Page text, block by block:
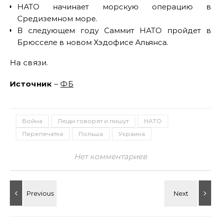
НАТО начинает морскую операцию в
Средиземном море.
В следующем году Саммит НАТО пройдет в
Брюсселе в новом Хэдофисе Альянса.
На связи.
Источник – ФБ
Война Люди говорят и пишут
НАТО
Перепечатка
Польша Украина
Нет комментариев